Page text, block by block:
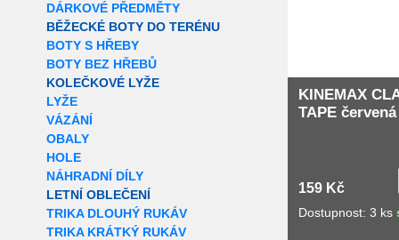
DÁRKOVÉ PŘEDMĚTY
BĚŽECKÉ BOTY DO TERÉNU
BOTY S HŘEBY
BOTY BEZ HŘEBŮ
KOLEČKOVÉ LYŽE
LYŽE
VÁZÁNÍ
OBALY
HOLE
NÁHRADNÍ DÍLY
LETNÍ OBLEČENÍ
TRIKA DLOUHÝ RUKÁV
TRIKA KRÁTKÝ RUKÁV
KINEMAX
TAPE
159 Kč
Dostupnost: 3 ks